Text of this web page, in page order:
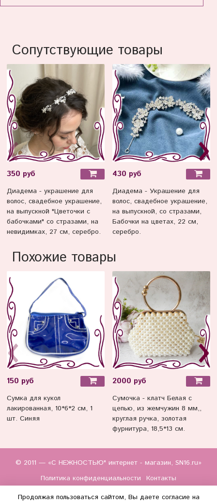
Сопутствующие товары
350 руб
Диадема - украшение для
волос, свадебное украшение,
на выпускной "Цветочки с
бабочками" со стразами, на
невидимках, 27 см, серебро.
430 руб
Диадема - Украшение для
волос, свадебное украшение,
на выпускной, со стразами,
Бабочки на цветах, 22 см,
серебро.
Похожие товары
150 руб
Сумка для кукол
лакированная, 10*6*2 см, 1
шт. Синяя
2000 руб
Сумочка - клатч Белая с
цепью, из жемчужин 8 мм,,
круглая ручка, золотая
фурнитура, 18,5*13 см.
© 2011 — «С НЕЖНОСТЬЮ" интернет - магазин, SN16.ru»
Политика конфиденциальности
Контакты
Продолжая пользоваться сайтом, Вы даете согласие на